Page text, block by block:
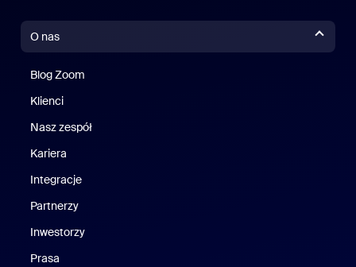
O nas
Blog Zoom
Klienci
Nasz zespół
Kariera
Integracje
Partnerzy
Inwestorzy
Prasa